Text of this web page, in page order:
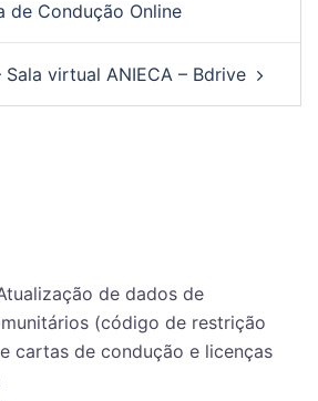
de Condução Online
virtual ANIECA – Bdrive
de dados de
(código de restrição
cartas de condução e licenças